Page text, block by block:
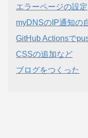
エラーページの設定
myDNSのIP通知の
GitHub Actionsで
CSSの追加など
ブログをつくった